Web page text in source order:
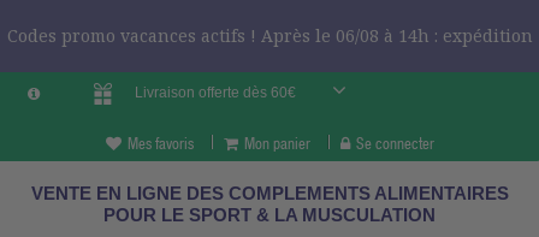
Codes promo vacances actifs ! Après le 06/08 à 14h : expédition
Livraison offerte dès 60€
Mes favoris Mon panier Se connecter
VENTE EN LIGNE DES COMPLEMENTS ALIMENTAIRES
POUR LE SPORT & LA MUSCULATION